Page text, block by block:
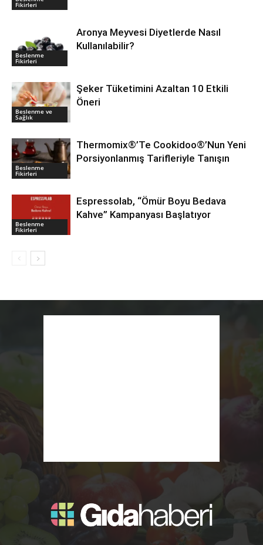
Fikirleri
Beslenme
Fikirleri
Aronya Meyvesi Diyetlerde Nasıl
Kullanılabilir?
Beslenme ve
Sağlık
Şeker Tüketimini Azaltan 10 Etkili
Öneri
Beslenme
Fikirleri
Thermomix®’Te Cookidoo®’Nun Yeni
Porsiyonlanmış Tarifleriyle Tanışın
Beslenme
Fikirleri
Espressolab, “Ömür Boyu Bedava
Kahve” Kampanyası Başlatıyor